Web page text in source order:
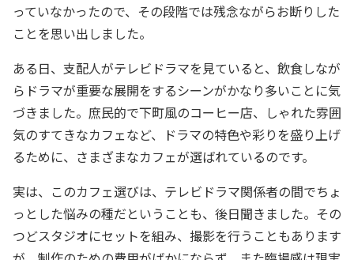
っていなかったので、その段階では残念ながらお断りした
ことを思い出しました。
ある日、支配人がテレビドラマを見ていると、飲食しなが
らドラマが重要な展開をするシーンがかなり多いことに気
づきました。庶民的で下町風のコーヒー店、しゃれた雰囲
気のすてきなカフェなど、ドラマの特色や彩りを盛り上げ
るために、さまざまなカフェが選ばれているのです。
実は、このカフェ選びは、テレビドラマ関係者の間でちょ
っとした悩みの種だということも、後日聞きました。その
つどスタジオにセットを組み、撮影を行うこともあります